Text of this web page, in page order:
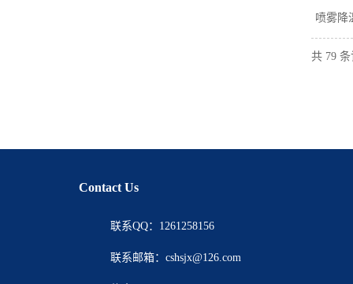
喷雾降
共 79
Contact Us
联系QQ：1261258156
联系邮箱：cshsjx@126.com